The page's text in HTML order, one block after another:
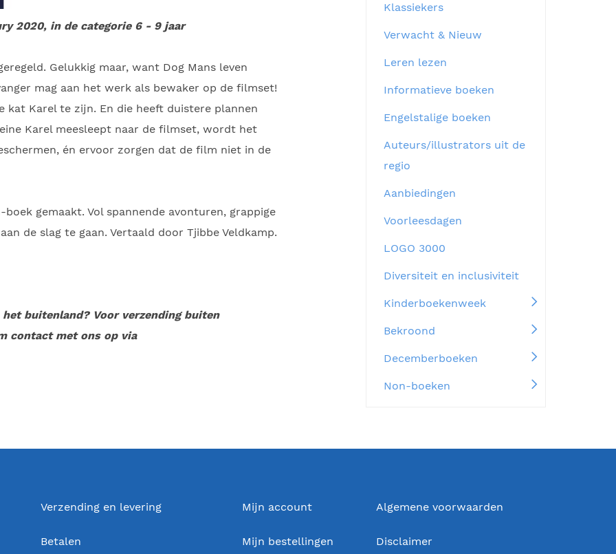
2020, in de categorie 6 - 9 jaar
Gelukkig maar, want Dog Mans leven
mag aan het werk als bewaker op de filmset!
kat Karel te zijn. En die heeft duistere plannen
Karel meesleept naar de filmset, wordt het
én ervoor zorgen dat de film niet in de
gemaakt. Vol spannende avonturen, grappige
de slag te gaan. Vertaald door Tjibbe Veldkamp.
buitenland? Voor verzending buiten
contact met ons op via
Klassiekers
Verwacht & Nieuw
Leren lezen
Informatieve boeken
Engelstalige boeken
Auteurs/illustrators uit de
regio
Aanbiedingen
Voorleesdagen
LOGO 3000
Diversiteit en inclusiviteit
Kinderboekenweek
Bekroond
Decemberboeken
Non-boeken
Verzending en levering
Betalen
Mijn account
Mijn bestellingen
Algemene voorwaarden
Disclaimer